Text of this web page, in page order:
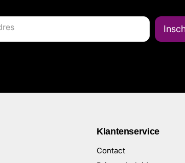
Klantenservice
Contact